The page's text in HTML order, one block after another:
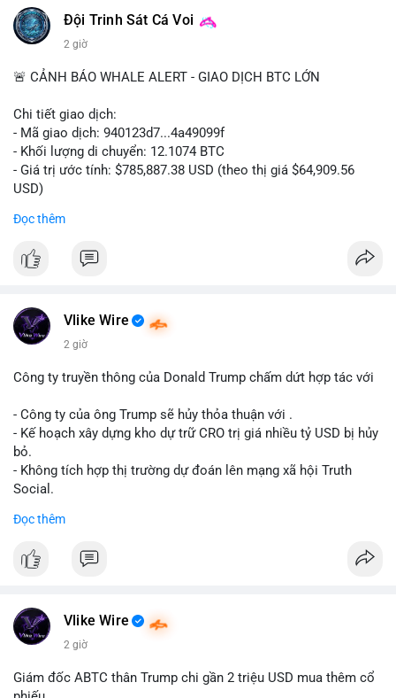
Đội Trinh Sát Cá Voi
2 giờ
🚨 CẢNH BÁO WHALE ALERT - GIAO DỊCH BTC LỚN
Chi tiết giao dịch:
- Mã giao dịch: 940123d7...4a49099f
- Khối lượng di chuyển: 12.1074 BTC
- Giá trị ước tính: $785,887.38 USD (theo thị giá $64,909.56
USD)
Khối lượng 12.1 BTC tương đương gần 786 nghìn USD được di
Động thái này có thể là bước chuẩn bị thanh khoản để bán ra,
hoặc tái phân bổ tài sản giữa các ví nóng nhằm tối ưu phí giao
thấy cá voi đang thăm dò thanh khoản thị trường trước khi có
Lời khuyên cho nhà đầu tư nhỏ lẻ: Theo dõi xác nhận giao dịch
và dòng tiền tiếp theo từ ví nguồn. Khối lượng này chưa đủ tạo
áp lực bán mạnh, nhưng nếu xuất hiện thêm 2-3 giao dịch
tương tự trong 24 giờ tới, khả năng cao là sóng điều chỉnh
ở vùng giá hiện tại.
#12dot1btc #786kusd
Đọc thêm
Vlike Wire
2 giờ
Công ty truyền thông của Donald Trump chấm dứt hợp tác với
- Công ty của ông Trump sẽ hủy thỏa thuận với .
- Kế hoạch xây dựng kho dự trữ CRO trị giá nhiều tỷ USD bị hủy
bỏ.
- Không tích hợp thị trường dự đoán lên mạng xã hội Truth
Social.
#binancesquare
$cro
📰 Nguồn: Cointelegraph
Đọc thêm
Vlike Wire
2 giờ
Giám đốc ABTC thân Trump chi gần 2 triệu USD mua thêm cổ